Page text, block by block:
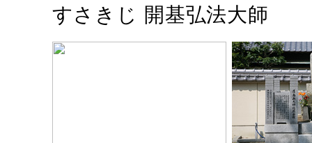
すさきじ 開基弘法大師